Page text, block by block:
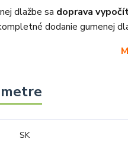
dlažbe sa doprava
dodanie gumenej
SK